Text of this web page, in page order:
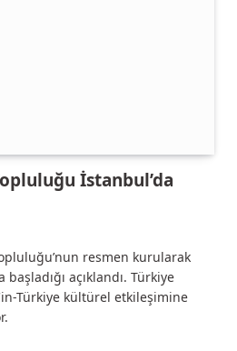
İstanbul’da
resmen kurularak
başladığı açıklandı. Türkiye
Türkiye kültürel etkileşimine